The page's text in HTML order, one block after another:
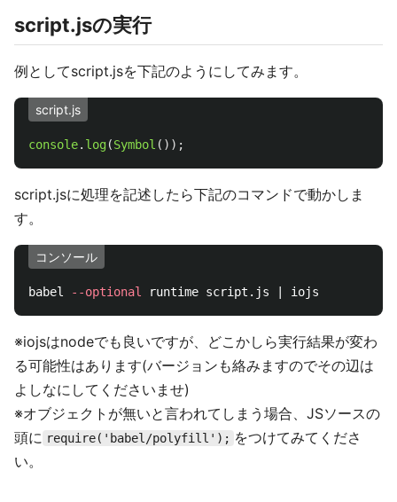
script.jsの実行
例としてscript.jsを下記のようにしてみます。
script.js
console. log(Symbol ());
script.jsに処理を記述したら下記のコマンドで動かしま
す。
コンソール
babel --optional
※iojsはnodeでも良いですが、どこかしら実行結果が変わ
る可能性はあります(バージョンも絡みますのでその辺は
よしなにしてくださいませ)
※オブジェクトが無いと言われてしまう場合、JSソースの
頭に require('babel/polyfill'); をつけてみてくださ
い。